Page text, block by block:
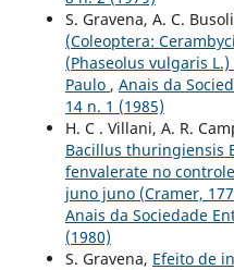
S. Gravena, A. C.
(Coleoptera:
(Phaseolus vulgaris
Paulo , Anais da
14 n. 1 (1985)
H. C . Villani, A. R.
Bacillus thuringiensis
fenvalerate no
juno juno (Cramer,
Anais da Sociedade
(1980)
S. Gravena, Efeito de